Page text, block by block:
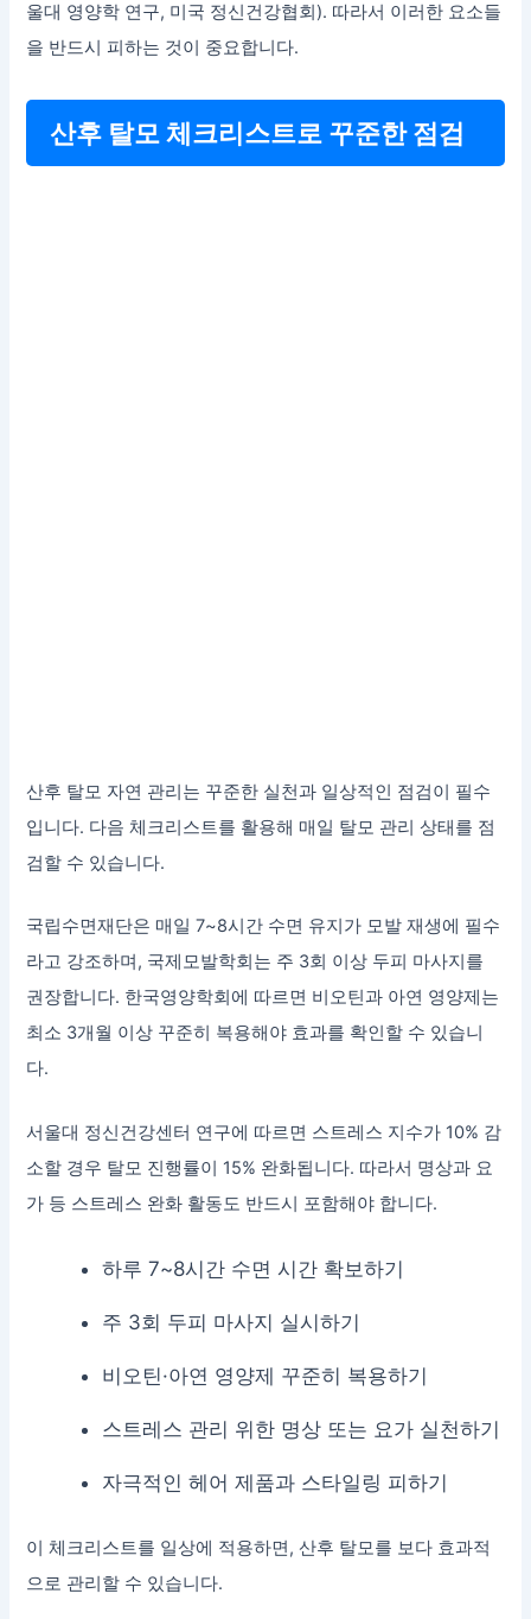
울대 영양학 연구, 미국 정신건강협회). 따라서 이러한 요소들
을 반드시 피하는 것이 중요합니다.
산후 탈모 체크리스트로 꾸준한 점검
산후 탈모 자연 관리는 꾸준한 실천과 일상적인 점검이 필수
입니다. 다음 체크리스트를 활용해 매일 탈모 관리 상태를 점
검할 수 있습니다.
국립수면재단은 매일 7~8시간 수면 유지가 모발 재생에 필수
라고 강조하며, 국제모발학회는 주 3회 이상 두피 마사지를
권장합니다. 한국영양학회에 따르면 비오틴과 아연 영양제는
최소 3개월 이상 꾸준히 복용해야 효과를 확인할 수 있습니
다.
서울대 정신건강센터 연구에 따르면 스트레스 지수가 10% 감
소할 경우 탈모 진행률이 15% 완화됩니다. 따라서 명상과 요
가 등 스트레스 완화 활동도 반드시 포함해야 합니다.
하루 7~8시간 수면 시간 확보하기
주 3회 두피 마사지 실시하기
비오틴·아연 영양제 꾸준히 복용하기
스트레스 관리 위한 명상 또는 요가 실천하기
자극적인 헤어 제품과 스타일링 피하기
이 체크리스트를 일상에 적용하면, 산후 탈모를 보다 효과적
으로 관리할 수 있습니다.